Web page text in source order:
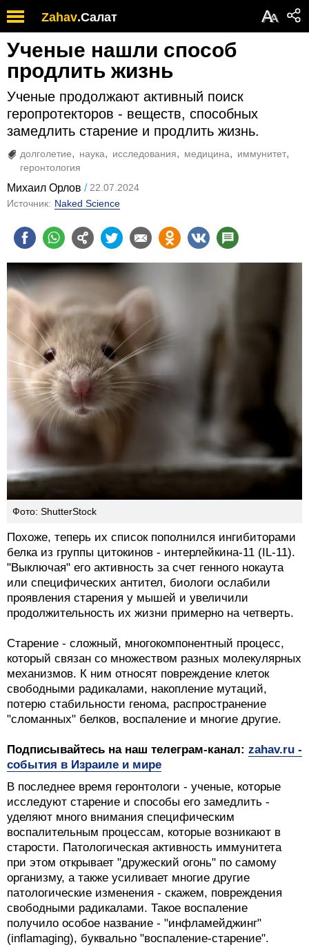
Zahav.Салат АА
Ученые нашли способ
продлить жизнь
Ученые продолжают активный поиск
геропротекторов - веществ, способных
замедлить старение и продлить жизнь.
долголетие наука исследования медицина
иммунитет
геронтология
Михаил Орлов
22.07.2024
Источник: Naked Science
Фото: ShutterStock
Похоже, теперь их список пополнился ингибиторами
белка из группы цитокинов - интерлейкина-11 (IL-11).
"Выключая" его активность за счет генного нокаута
или специфических антител, биологи ослабили
проявления старения у мышей и увеличили
продолжительность их жизни примерно на четверть.
Старение - сложный, многокомпонентный процесс,
который связан со множеством разных молекулярных
механизмов. К ним относят повреждение клеток
свободными радикалами, накопление мутаций,
потерю стабильности генома, распространение
"сломанных" белков, воспаление и многие другие.
Подписывайтесь на наш телеграм-канал: zahav.ru -
события в Израиле и мире
В последнее время геронтологи - ученые, которые
исследуют старение и способы его замедлить -
уделяют много внимания специфическим
воспалительным процессам, которые возникают в
старости. Патологическая активность иммунитета
при этом открывает "дружеский огонь" по самому
организму, а также усиливает многие другие
патологические изменения - скажем, повреждения
свободными радикалами. Такое воспаление
получило особое название - "инфламейджинг"
(inflamaging), буквально "воспаление-старение".